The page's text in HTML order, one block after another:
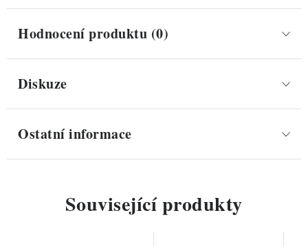
Hodnocení produktu (0)
Diskuze
Ostatní informace
Související produkty